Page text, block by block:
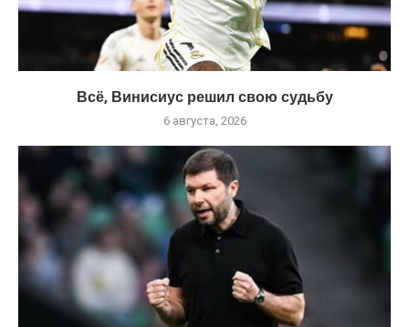
Всё, Винисиус решил свою судьбу
6 августа, 2026